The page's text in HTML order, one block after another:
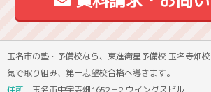
玉名市の塾・予備校なら、東進衛星予備校 玉名寺畑
気で取り組み、第一志望校合格へ導きます。
住所 玉名市中字寺畑1652－2 ウイングスビル